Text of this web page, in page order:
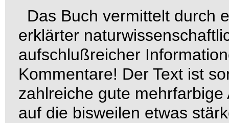
Das Buch vermittelt durch
erklärter
aufschlußreicher
Kommentare! Der Text ist
zahlreiche gute
auf die bisweilen etwas